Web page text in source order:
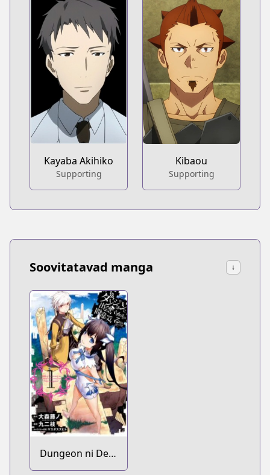
Kayaba Akihiko
Supporting
Kibaou
Supporting
Soovitatavad manga ↓
Dungeon ni Deai
wo Motomeru